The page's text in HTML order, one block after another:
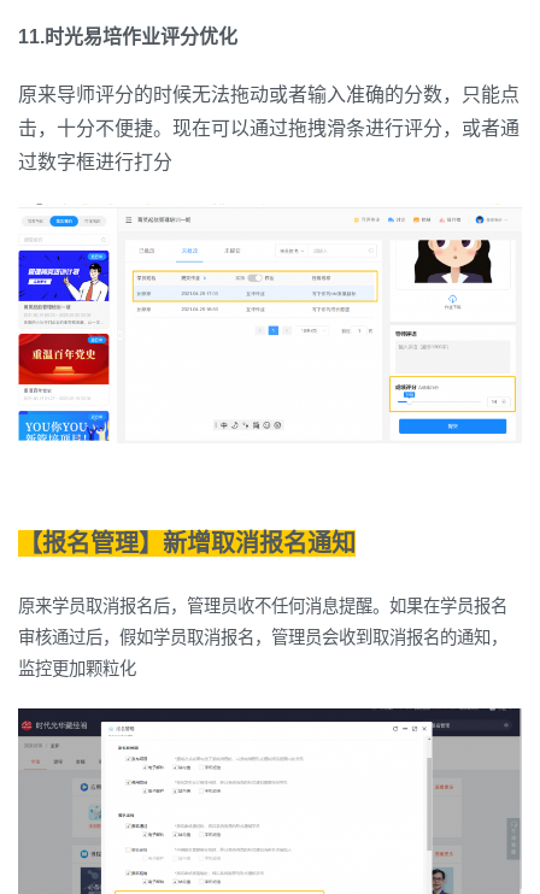
11.时光易培作业评分优化
原来导师评分的时候无法拖动或者输入准确的分数，只能点
击，十分不便捷。现在可以通过拖拽滑条进行评分，或者通
过数字框进行打分
【报名管理】新增取消报名通知
原来学员取消报名后，管理员收不任何消息提醒。如果在学员报名
审核通过后，假如学员取消报名，管理员会收到取消报名的通知，
监控更加颗粒化